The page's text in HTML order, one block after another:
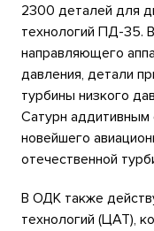
2300 деталей для
технологий ПД-35.
направляющего
давления, детали
турбины низкого
Сатурн аддитивным
новейшего
отечественной
В ОДК также
технологий (ЦАТ),